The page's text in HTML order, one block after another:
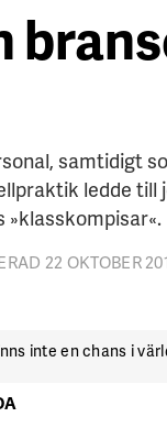
samtidigt
ledde till
»klasskompisar«.
22 OKTOBER
inte en chans i